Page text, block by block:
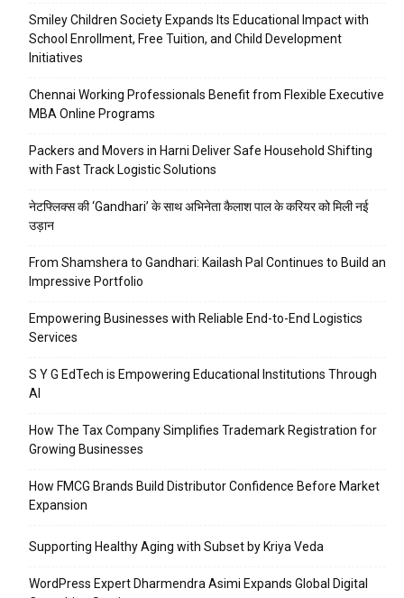
Smiley Children Society Expands Its Educational Impact with
School Enrollment, Free Tuition, and Child Development
Initiatives
Chennai Working Professionals Benefit from Flexible Executive
MBA Online Programs
Packers and Movers in Harni Deliver Safe Household Shifting
with Fast Track Logistic Solutions
नेटफ्लिक्स की ‘Gandhari’ के साथ अभिनेता कैलाश पाल के करियर को मिली नई
उड़ान
From Shamshera to Gandhari: Kailash Pal Continues to Build an
Impressive Portfolio
Empowering Businesses with Reliable End-to-End Logistics
Services
S Y G EdTech is Empowering Educational Institutions Through
AI
How The Tax Company Simplifies Trademark Registration for
Growing Businesses
How FMCG Brands Build Distributor Confidence Before Market
Expansion
Supporting Healthy Aging with Subset by Kriya Veda
WordPress Expert Dharmendra Asimi Expands Global Digital